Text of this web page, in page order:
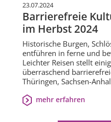
23.07.2024
Barrierefreie
im Herbst 2024
Historische Burgen,
entführen in ferne und
Leichter Reisen stellt
überraschend
Thüringen, Sachsen-
mehr erfahren